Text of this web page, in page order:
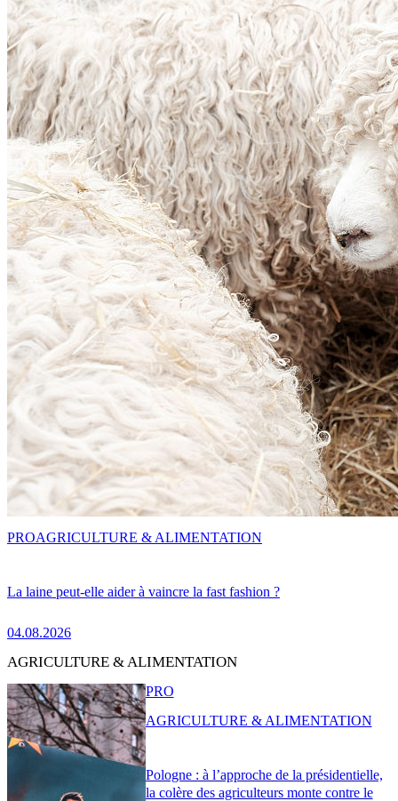
La laine peut-elle aider à vaincre la fast fashion ?
04.08.2026
PROAGRICULTURE & ALIMENTATION
AGRICULTURE & ALIMENTATION
Pologne : à l’approche de la présidentielle,
la colère des agriculteurs monte contre le
PRO
AGRICULTURE & ALIMENTATION